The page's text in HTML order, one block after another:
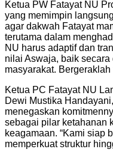
Ketua PW Fatayat NU
yang memimpin
agar dakwah Fatayat
terutama dalam
NU harus adaptif dan
nilai Aswaja, baik
masyarakat.
Ketua PC Fatayat NU
Dewi Mustika
menegaskan
sebagai pilar ketahanan
keagamaan. “Kami siap
memperkuat struktur